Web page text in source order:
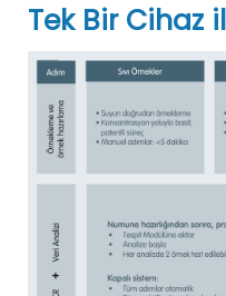
Tek Bir Cihaz